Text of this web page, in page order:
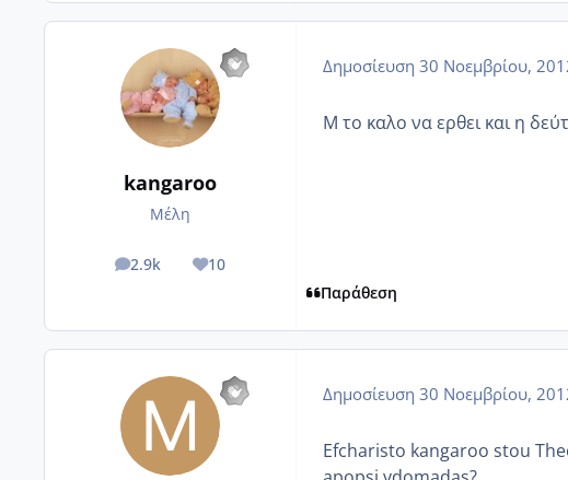
kangaroo
Μέλη
2.9k
posts 10
Reputation
Δημοσίευση 30 Νοεμβρίου,
Μ το καλο να ερθει και η
Παράθεση
Δημοσίευση 30 Νοεμβρίου,
Efcharisto kangaroo stou